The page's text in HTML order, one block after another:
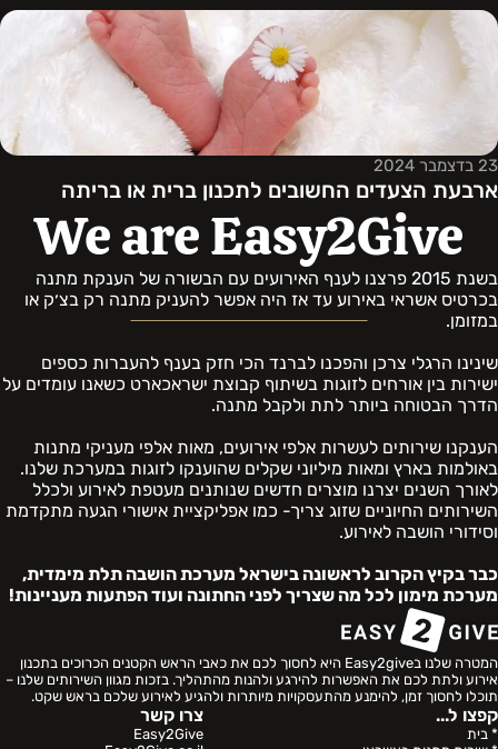
23 בדצמבר 2024
ארבעת הצעדים החשובים לתכנון ברית או בריתה
We are Easy2Give
בשנת 2015 פרצנו לענף האירועים עם הבשורה של הענקת מתנה
בכרטיס אשראי באירוע עד אז היה אפשר להעניק מתנה רק בצ׳ק או
במזומן.
שינינו הרגלי צרכן והפכנו לברנד הכי חזק בענף להעברות כספים
ישירות בין אורחים לזוגות בשיתוף קבוצת ישראכארט כשאנו עומדים על
הדרך הבטוחה ביותר לתת ולקבל מתנה.
הענקנו שירותים לעשרות אלפי אירועים, מאות אלפי מעניקי מתנות
באולמות בארץ ומאות מיליוני שקלים שהוענקו לזוגות במערכת שלנו.
לאורך השנים יצרנו מוצרים חדשים שנותנים מעטפת לאירוע ולכלל
השירותים החיוניים שזוג צריך- כמו אפליקציית אישורי הגעה מתקדמת
וסידורי הושבה לאירוע.
כבר בקיץ הקרוב לראשונה בישראל מערכת הושבה תלת מימדית,
מערכת מימון לכל מה שצריך לפני החתונה ועוד הפתעות מעניינות!
המטרה שלנו בEasy2give היא לחסוך לכם את כאבי הראש הקטנים הכרוכים בתכנון
אירוע ולתת לכם את האפשרות להירגע ולהנות מהתהליך. בזכות מגוון השירותים שלנו –
תוכלו לחסוך זמן, להימנע מהתעסקויות מיותרות ולהגיע לאירוע שלכם בראש שקט.
קפצו ל...
* בית
צרו קשר
Easy2Give